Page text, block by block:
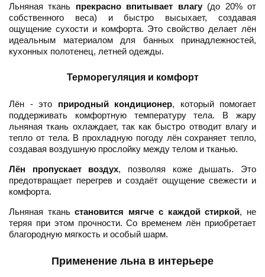
Льняная ткань прекрасно впитывает влагу(до 20% от
собственного веса) и быстро высыхает, создавая
ощущение сухости и комфорта. Это свойство делает лён
идеальным материалом для банных принадлежностей,
кухонных полотенец, летней одежды.
Терморегуляция и комфорт
Лён - это природный кондиционер, который помогает
поддерживать комфортную температуру тела. В жару
льняная ткань охлаждает, так как быстро отводит влагу и
тепло от тела. В прохладную погоду лён сохраняет тепло,
создавая воздушную прослойку между телом и тканью.
Лён пропускает воздух, позволяя коже дышать. Это
предотвращает перегрев и создаёт ощущение свежести и
комфорта.
Льняная тканьстановится мягче с каждой стиркой, не
теряя при этом прочности. Со временем лён приобретает
благородную мягкость и особый шарм.
Применение льна в интерьере